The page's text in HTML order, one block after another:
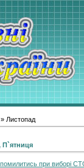
» Листопад
П`ятниця
при виборі